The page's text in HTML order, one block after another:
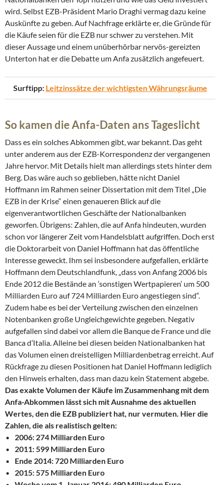
wird. Selbst EZB-Präsident Mario Draghi vermag dazu keine
Auskünfte zu geben. Auf Nachfrage erklärte er, die Gründe für
die Käufe seien für die EZB nur schwer zu verstehen. Mit
dieser Aussage und einem unüberhörbar nervös-gereizten
Unterton hat er die Debatte um Anfa zusätzlich angefeuert.
Surftipp: Leitzinssätze der wichtigsten Währungsräume
So kamen die Anfa-Daten ans Tageslicht
Dass es ein solches Abkommen gibt, war bekannt. Das geht
unter anderem aus der EZB-Korrespondenz der vergangenen
Jahre hervor. Mit Details hielt man allerdings stets hinter dem
Berg. Das wäre auch so geblieben, hätte nicht Daniel
Hoffmann im Rahmen seiner Dissertation mit dem Titel „Die
EZB in der Krise“ einen genaueren Blick auf die
eigenverantwortlichen Geschäfte der Nationalbanken
geworfen. Übrigens: Zahlen, die auf Anfa hindeuten, wurden
schon vor längerer Zeit vom Handelsblatt aufgriffen. Doch erst
die Doktorarbeit von Daniel Hoffmann hat das öffentliche
Interesse geweckt. Ihm sei insbesondere aufgefallen, erklärte
Hoffmann dem Deutschlandfunk, „dass von Anfang 2006 bis
Ende 2012 die Bestände an ’sonstigen Wertpapieren‘ um 500
Milliarden Euro auf 724 Milliarden Euro angestiegen sind“.
Zudem habe es bei der Verteilung zwischen den einzelnen
Notenbanken große Ungleichgewichte gegeben. Negativ
aufgefallen sind dabei vor allem die Banque de France und die
Banca d’Italia. Alleine bei diesen beiden Nationalbanken hat
das Volumen einen dreistelligen Milliardenbetrag erreicht. Auf
Rückfrage zu diesen Positionen hat Daniel Hoffmann lediglich
den Hinweis erhalten, dass man dazu kein Statement abgebe.
Das exakte Volumen der Käufe im Zusammenhang mit dem
Anfa-Abkommen lässt sich mit Ausnahme des aktuellen
Wertes, den die EZB publiziert hat, nur vermuten. Hier die
Zahlen, die als realistisch gelten:
2006: 274 Milliarden Euro
2011: 599 Milliarden Euro
Ende 2014: 720 Milliarden Euro
2015: 575 Milliarden Euro